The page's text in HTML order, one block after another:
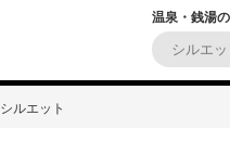
温泉・銭湯
ルエット